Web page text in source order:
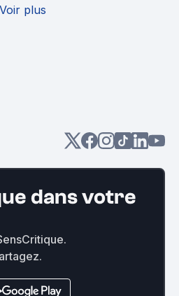
Voir plus
dans votre